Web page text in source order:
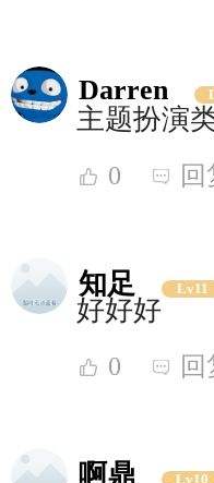
Darren
主题扮演
0 回
知足 Lv11
好好好
0 回
啊鼎 Lv10